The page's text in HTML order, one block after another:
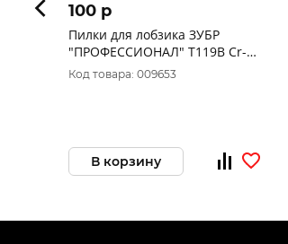
100 p
Пилки для лобзика ЗУБР
"ПРОФЕССИОНАЛ" T119B Cr-V
2шт.
Код товара: 009653
В корзину